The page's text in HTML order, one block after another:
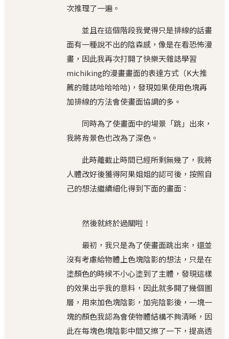
次推理了一遍。
並且在這個階段我覺得只是排線的話畫
面有一種說不出的陰森感，像是在看恐怖漫
畫，因此我再次打開了快樂天雜誌學習
michiking的漫畫畫面的表達方式（K大推
薦的雜誌哈哈哈哈)，發現如果使用色塊再
加排線的方法會使畫面協調的多。
同時為了使畫面中的場景「跳」出來，
我將背景色也改為了深色。
此時離截止時間已經所剩無幾了，我將
人體改好後獲得阿果姐姐的認可後，按照自
己的想法繼續細化得到下面的畫面：
然後就終於過關啦！
最初，我只是為了使畫面跳出來，還並
沒有考慮給物體上色塊陰影的想法，只是在
塗顏色的時候不小心塗到了主體，發現這樣
的效果出乎我的意料，因此就多開了幾個圖
層，用來加色塊陰影，加完陰影後，一塊一
塊的顏色我認為會使物體結構不夠清晰，因
此在每塊色塊陰影中間又擦了一下，提高透